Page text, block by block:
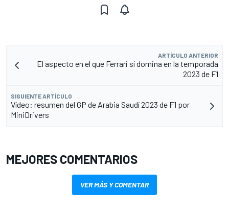
ARTÍCULO ANTERIOR
El aspecto en el que Ferrari sí domina en la temporada
2023 de F1
SIGUIENTE ARTÍCULO
Vídeo: resumen del GP de Arabia Saudí 2023 de F1 por
MiniDrivers
MEJORES COMENTARIOS
VER MÁS Y COMENTAR